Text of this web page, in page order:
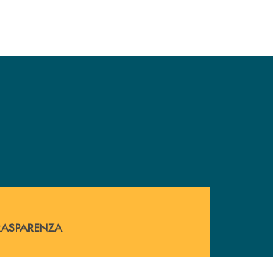
di alcuni documenti ? Vai alla pagina della